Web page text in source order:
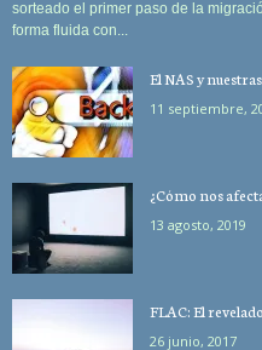
sorteado el primer paso de la
forma fluida con...
El NAS y
11 septiembre,
¿Cómo nos
13 agosto, 2019
FLAC: El
26 junio, 2017